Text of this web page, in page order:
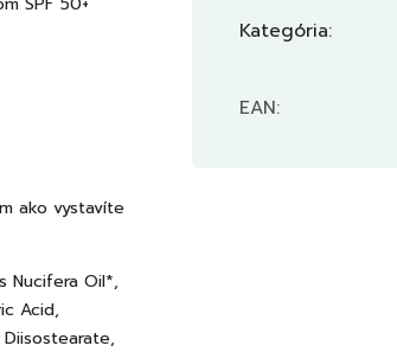
ako vystavíte
Nucifera Oil*,
Acid,
Kategória:
EAN: